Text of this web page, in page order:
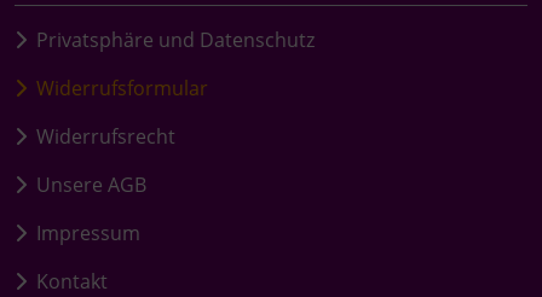
Privatsphäre und Datenschutz
Widerrufsformular
Widerrufsrecht
Unsere AGB
Impressum
Kontakt